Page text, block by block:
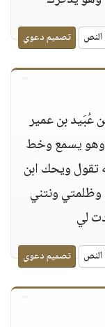
النص تصميم دعوي
عُبَيد بن عمير
وهو يسمع وخط
تقول ويحك ابن
ونتني
لي
النص تصميم دعوي